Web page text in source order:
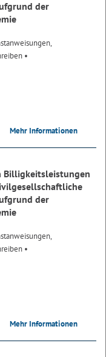
der
•
Mehr Informationen
Billigkeitsleistungen
der
•
Mehr Informationen